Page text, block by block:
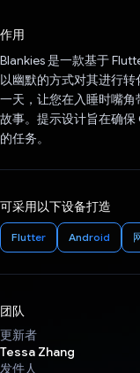
作用
Blankies 是一款基于
以幽默的方式对其进行
一天，让您在入睡时嘴
故事。提示设计旨在确
的任务。
可采用以下设备打造
Flutter Android
团队
更新者
Tessa Zhang
发件人